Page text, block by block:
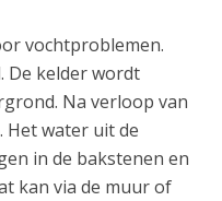
vochtproblemen.
De kelder wordt
Na verloop van
Het water uit de
in de bakstenen en
kan via de muur of